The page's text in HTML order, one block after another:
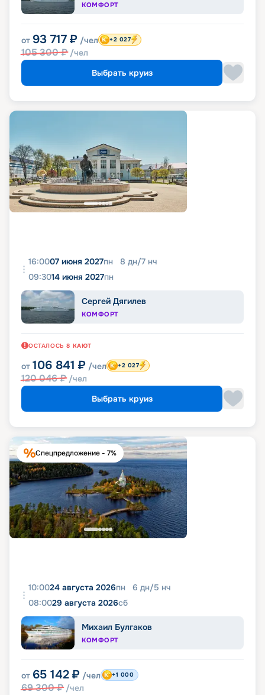
КОМФОРТ
от 93 717 ₽ /чел
105 300₽ /чел
+2 027
Выбрать круиз
16:0007 июня 2027пн 8 дн/7 нч
09:3014 июня 2027пн
Сергей Дягилев
КОМФОРТ
ОСТАЛОСЬ 8 КАЮТ
от 106 841 ₽ /чел
120 046₽ /чел
+2 027
Выбрать круиз
Спецпредложение - 7%
10:0024 августа 2026пн 6 дн/5 нч
08:0029 августа 2026сб
Михаил Булгаков
КОМФОРТ
от 65 142 ₽ /чел
69 300₽ /чел
+1 000